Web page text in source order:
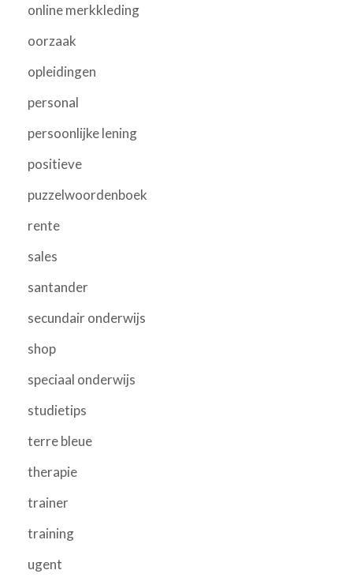
online merkkleding
oorzaak
opleidingen
personal
persoonlijke lening
positieve
puzzelwoordenboek
rente
sales
santander
secundair onderwijs
shop
speciaal onderwijs
studietips
terre bleue
therapie
trainer
training
ugent